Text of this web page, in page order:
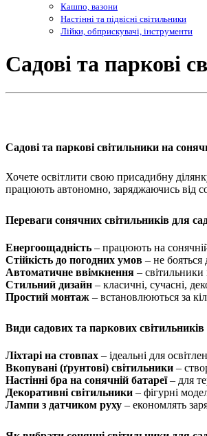
Кашпо, вазони
Настінні та підвісні світильники
Лійки, обприскувачі, інструменти
Садові та паркові
Садові та паркові світильники на
Хочете освітлити свою присадибну
працюють автономно, заряджаючись від
Переваги сонячних світильників для
Енергоощадність – працюють на
Стійкість до погодних умов – не бояться
Автоматичне ввімкнення – світильники
Стильний дизайн – класичні, сучасні,
Простий монтаж – встановлюються за
Види садових та паркових
Ліхтарі на стовпах – ідеальні для
Вкопувані (ґрунтові) світильники –
Настінні бра на сонячній батареї– для
Декоративні світильники – фігурні
Лампи з датчиком руху – економлять